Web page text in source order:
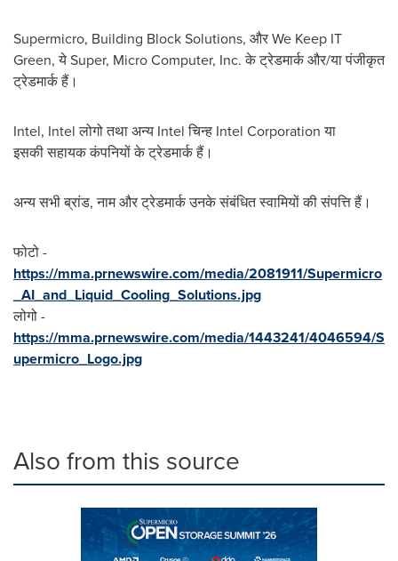
Supermicro, Building Block Solutions, और We Keep IT
Green, ये Super, Micro Computer, Inc. के ट्रेडमार्क और/या पंजीकृत
ट्रेडमार्क हैं।
Intel, Intel लोगो तथा अन्‍य Intel चिन्‍ह Intel Corporation या
इसकी सहायक कंपनियों के ट्रेडमार्क हैं।
अन्य सभी ब्रांड, नाम और ट्रेडमार्क उनके संबंधित स्वामियों की संपत्ति हैं।
फोटो -
https://mma.prnewswire.com/media/2081911/Supermicro
_AI_and_Liquid_Cooling_Solutions.jpg
लोगो -
https://mma.prnewswire.com/media/1443241/4046594/S
upermicro_Logo.jpg
Also from this source